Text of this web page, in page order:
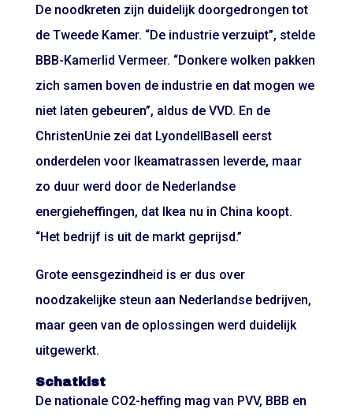
De noodkreten zijn duidelijk doorgedrongen tot
de Tweede Kamer. “De industrie verzuipt”, stelde
BBB-Kamerlid Vermeer. “Donkere wolken pakken
zich samen boven de industrie en dat mogen we
niet laten gebeuren”, aldus de VVD. En de
ChristenUnie zei dat LyondellBasell eerst
onderdelen voor Ikeamatrassen leverde, maar
zo duur werd door de Nederlandse
energieheffingen, dat Ikea nu in China koopt.
“Het bedrijf is uit de markt geprijsd.”
Grote eensgezindheid is er dus over
noodzakelijke steun aan Nederlandse bedrijven,
maar geen van de oplossingen werd duidelijk
uitgewerkt.
Schatkist
De nationale CO2-heffing mag van PVV, BBB en